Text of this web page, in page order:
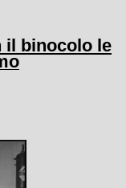
il binocolo le